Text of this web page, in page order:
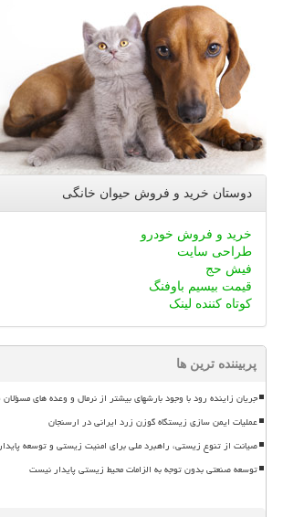
دوستان خرید و فروش حیوان خانگی
خرید و فروش خودرو
طراحی سایت
فیش حج
قیمت بیسیم باوفنگ
کوتاه کننده لینک
پربیننده ترین ها
جریان زاینده رود با وجود بارشهای بیشتر از نرمال و وعده های
عملیات ایمن سازی زیستگاه گوزن زرد ایرانی در ارسنجان
صیانت از تنوع زیستی، راهبرد ملی برای امنیت زیستی و توسعه
توسعه صنعتی بدون توجه به الزامات محیط زیستی پایدار نیست